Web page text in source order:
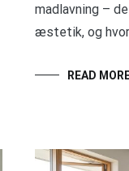
madlavning –
æstetik, og
READ